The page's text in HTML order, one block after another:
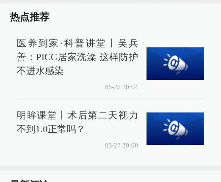
热点推荐
医养到家·科普讲堂丨吴兵
善：PICC居家洗澡 这样防护
不进水感染
05-27 20:04
明眸课堂丨术后第二天视力
不到1.0正常吗？
05-27 20:00